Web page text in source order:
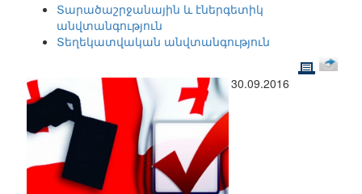
Տարածաշրջանային և էներգետիկ
անվտանգություն
Տեղեկատվական անվտանգություն
30.09.2016